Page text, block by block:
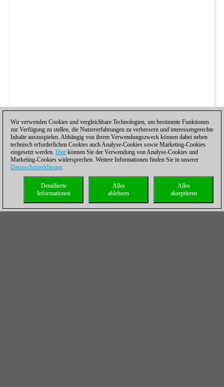
Wir verwenden Cookies und vergleichbare Technologien, um bestimmte Funktionen
zur Verfügung zu stellen, die Nutzererfahrungen zu verbessern und interessengerechte
Inhalte auszuspielen. Abhängig von ihrem Verwendungszweck können dabei neben
technisch erforderlichen Cookies auch Analyse-Cookies sowie Marketing-Cookies
eingesetzt werden. Hier können Sie der Verwendung von Analyse-Cookies und
Marketing-Cookies widersprechen. Weitere Informationen finden Sie in unserer
Datenschutzerklärung.
Alles
akzeptieren
Alles
ablehnen
Detaillierte
Informationen